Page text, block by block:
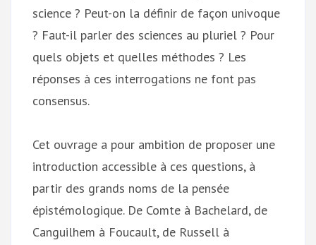
science ? Peut-on la définir de façon univoque
? Faut-il parler des sciences au pluriel ? Pour
quels objets et quelles méthodes ? Les
réponses à ces interrogations ne font pas
consensus.
Cet ouvrage a pour ambition de proposer une
introduction accessible à ces questions, à
partir des grands noms de la pensée
épistémologique. De Comte à Bachelard, de
Canguilhem à Foucault, de Russell à